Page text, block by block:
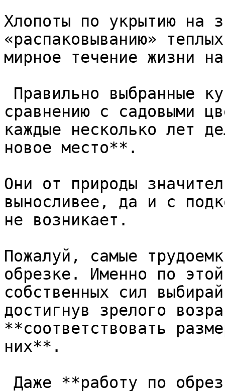
Хлопоты по укрытию на
«распаковыванию»
мирное течение жизни
сравнению с садовыми
каждые несколько лет
новое место**.
Они от природы
выносливее, да и с
не возникает.
Пожалуй, самые
обрезке. Именно по
собственных сил
достигнув зрелого
**соответствовать
них**.